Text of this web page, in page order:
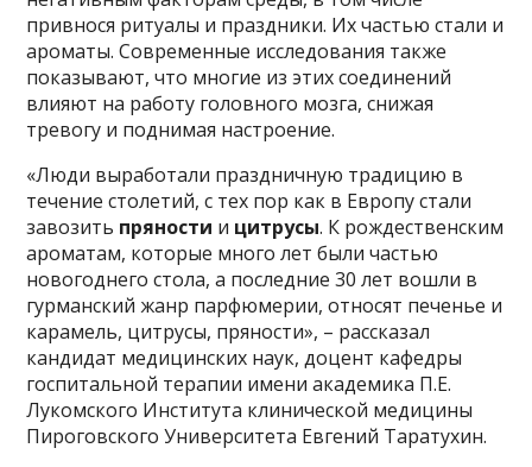
привнося ритуалы и праздники. Их частью стали и
ароматы. Современные исследования также
показывают, что многие из этих соединений
влияют на работу головного мозга, снижая
тревогу и поднимая настроение.
«Люди выработали праздничную традицию в
течение столетий, с тех пор как в Европу стали
завозить пряности и цитрусы. К рождественским
ароматам, которые много лет были частью
новогоднего стола, а последние 30 лет вошли в
гурманский жанр парфюмерии, относят печенье и
карамель, цитрусы, пряности», – рассказал
кандидат медицинских наук, доцент кафедры
госпитальной терапии имени академика П.Е.
Лукомского Института клинической медицины
Пироговского Университета Евгений Таратухин.